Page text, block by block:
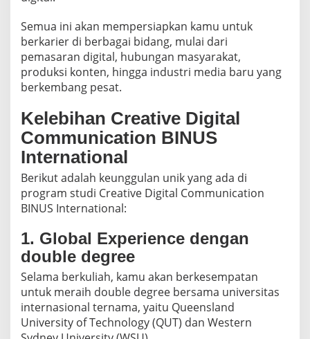
a
t
i
o
n
Semua ini akan mempersiapkan kamu untuk
berkarier di berbagai bidang, mulai dari
pemasaran digital, hubungan masyarakat,
produksi konten, hingga industri media baru yang
berkembang pesat.
Kelebihan Creative Digital
Communication BINUS
International
Berikut adalah keunggulan unik yang ada di
program studi Creative Digital Communication
BINUS International:
1. Global Experience dengan
double degree
Selama berkuliah, kamu akan berkesempatan
untuk meraih double degree bersama universitas
internasional ternama, yaitu Queensland
University of Technology (QUT) dan Western